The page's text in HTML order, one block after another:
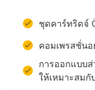
ชุดคาร์ทริดจ์
คอมเพรสชั่น
การออกแบบ
ให้เหมาะสม